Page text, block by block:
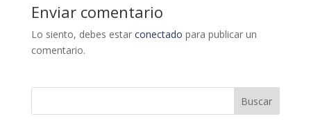
Enviar comentario
Lo siento, debes estar conectado para publicar un
comentario.